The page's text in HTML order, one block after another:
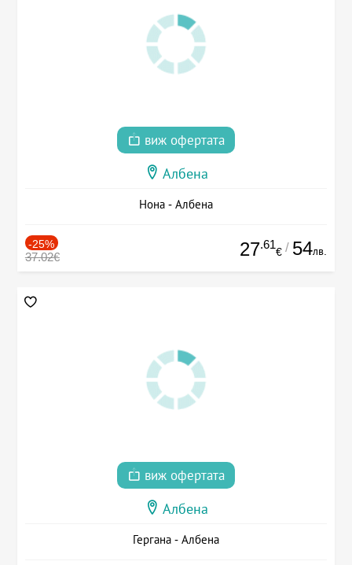
виж офертата
Албена
Нона - Албена
-25%
37.02€ 27.61
€ / 54лв.
виж офертата
Албена
Гергана - Албена